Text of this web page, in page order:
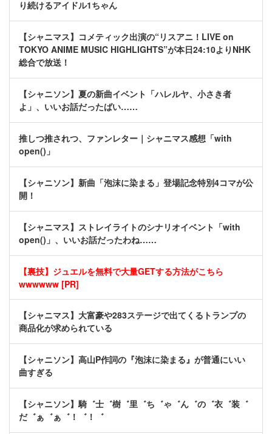
り続けるアイドル1ちゃん
【シャニマス】コメティック出演の“リスアニ！LIVE on
TOKYO ANIME MUSIC HIGHLIGHTS”が本日24:10よりNHK
総合で放送！
【シャニソン】夏の新曲イベント「ハレルヤ、小さき者
よ」、いいお話だったばい……
推しつ推されつ、ファンレター｜シャニマス感想「with
open()」
【シャニソン】新曲「泡沫に染まる」登場記念特別4コマが公
開！
【シャニマス】ストレイライトのシナリオイベント「with
open()」、いいお話だったわね……
【裏技】ジュエルを無料で大量GETする方法がこちら
wwwwww [PR]
【シャニマス】大富豪や283ステージで出てくるトランプの
商品化が求められている
【シャニソン】高山P作詞の『泡沫に染まる』が普通にいい
曲すぎる
【シャニソン】騎゛士゛樹゛里゛ち゛ゃ゛ん゛の゛衣゛装゛
だ゛ぁ゛ぁ゛！゛！゛